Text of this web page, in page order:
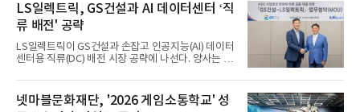
LS일렉트릭, GS건설과 AI 데이터센터 ‘직
류 배전' 공략
LS일렉트릭이 GS건설과 손잡고 인공지능(AI) 데이터
센터용 직류(DC) 배전 시장 공략에 나선다. 양사는 차
지 협력 범위를 확대하며 급성장하는 AI 데이터센터
전력 인프라 시장에 공동 대응한다.LS일렉트릭은 10
일 서울 LS용산타워에서 GS건설과 ‘AI 데이터센터
넷마블문화재단, '2026 게임소통학교' 성